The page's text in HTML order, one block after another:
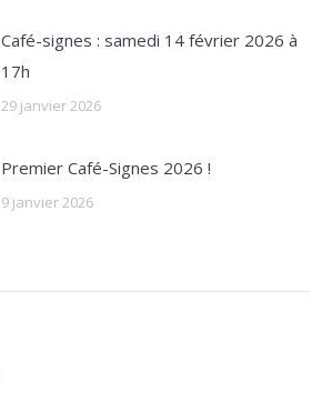
Café-signes : samedi 14 février 2026 à
17h
29 janvier 2026
Premier Café-Signes 2026 !
9 janvier 2026